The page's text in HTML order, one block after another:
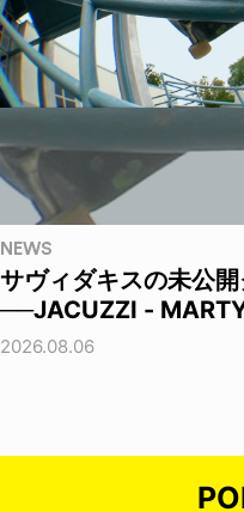
NEWS
サヴィダキスの未公
──JACUZZI -
2026.08.06